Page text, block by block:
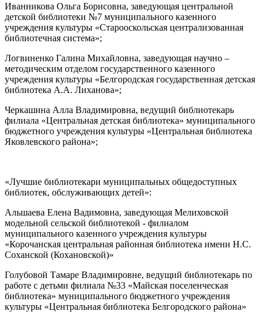
Иванникова Ольга Борисовна, заведующая центральной
детской библиотеки №7 муниципального казенного
учреждения культуры «Старооскольская централизованная
библиотечная система»;
Логвиненко Галина Михайловна, заведующая научно –
методическим отделом государственного казенного
учреждения культуры «Белгородская государственная детская
библиотека А.А. Лиханова»;
Черкашина Алла Владимировна, ведущий библиотекарь
филиала «Центральная детская библиотека» муниципального
бюджетного учреждения культуры «Центральная библиотека
Яковлевского района»;
«Лучшие библиотекари муниципальных общедоступных
библиотек, обслуживающих детей»:
Альшаева Елена Вадимовна, заведующая Мелиховской
модельной сельской библиотекой - филиалом
муниципального казенного учреждения культуры
«Корочанская центральная районная библиотека имени Н.С.
Соханской (Кохановской)»
Голубовой Тамаре Владимировне, ведущий библиотекарь по
работе с детьми филиала №33 «Майская поселенческая
библиотека» муниципального бюджетного учреждения
культуры «Центральная библиотека Белгородского района»